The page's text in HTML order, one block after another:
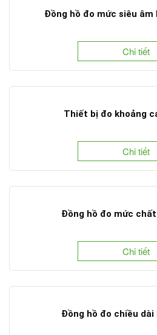
Đồng hồ đo mức siêu âm
Chi tiết
Thiết bị đo khoảng
Chi tiết
Đồng hồ đo mức chất
Chi tiết
Đồng hồ đo chiều dài